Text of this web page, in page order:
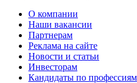
О компании
Наши вакансии
Партнерам
Реклама на сайте
Новости и статьи
Инвесторам
Кандидаты по профессиям